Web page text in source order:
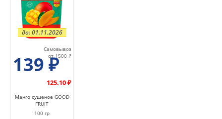
139₽
Самовывоз
от 1500 ₽
125.10 ₽
Манго сушеное GOOD
FRUIT
до: 01.11.2026
100 гр